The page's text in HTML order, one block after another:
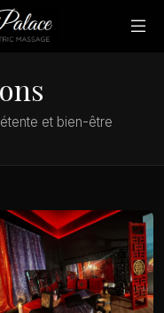
et bien-être